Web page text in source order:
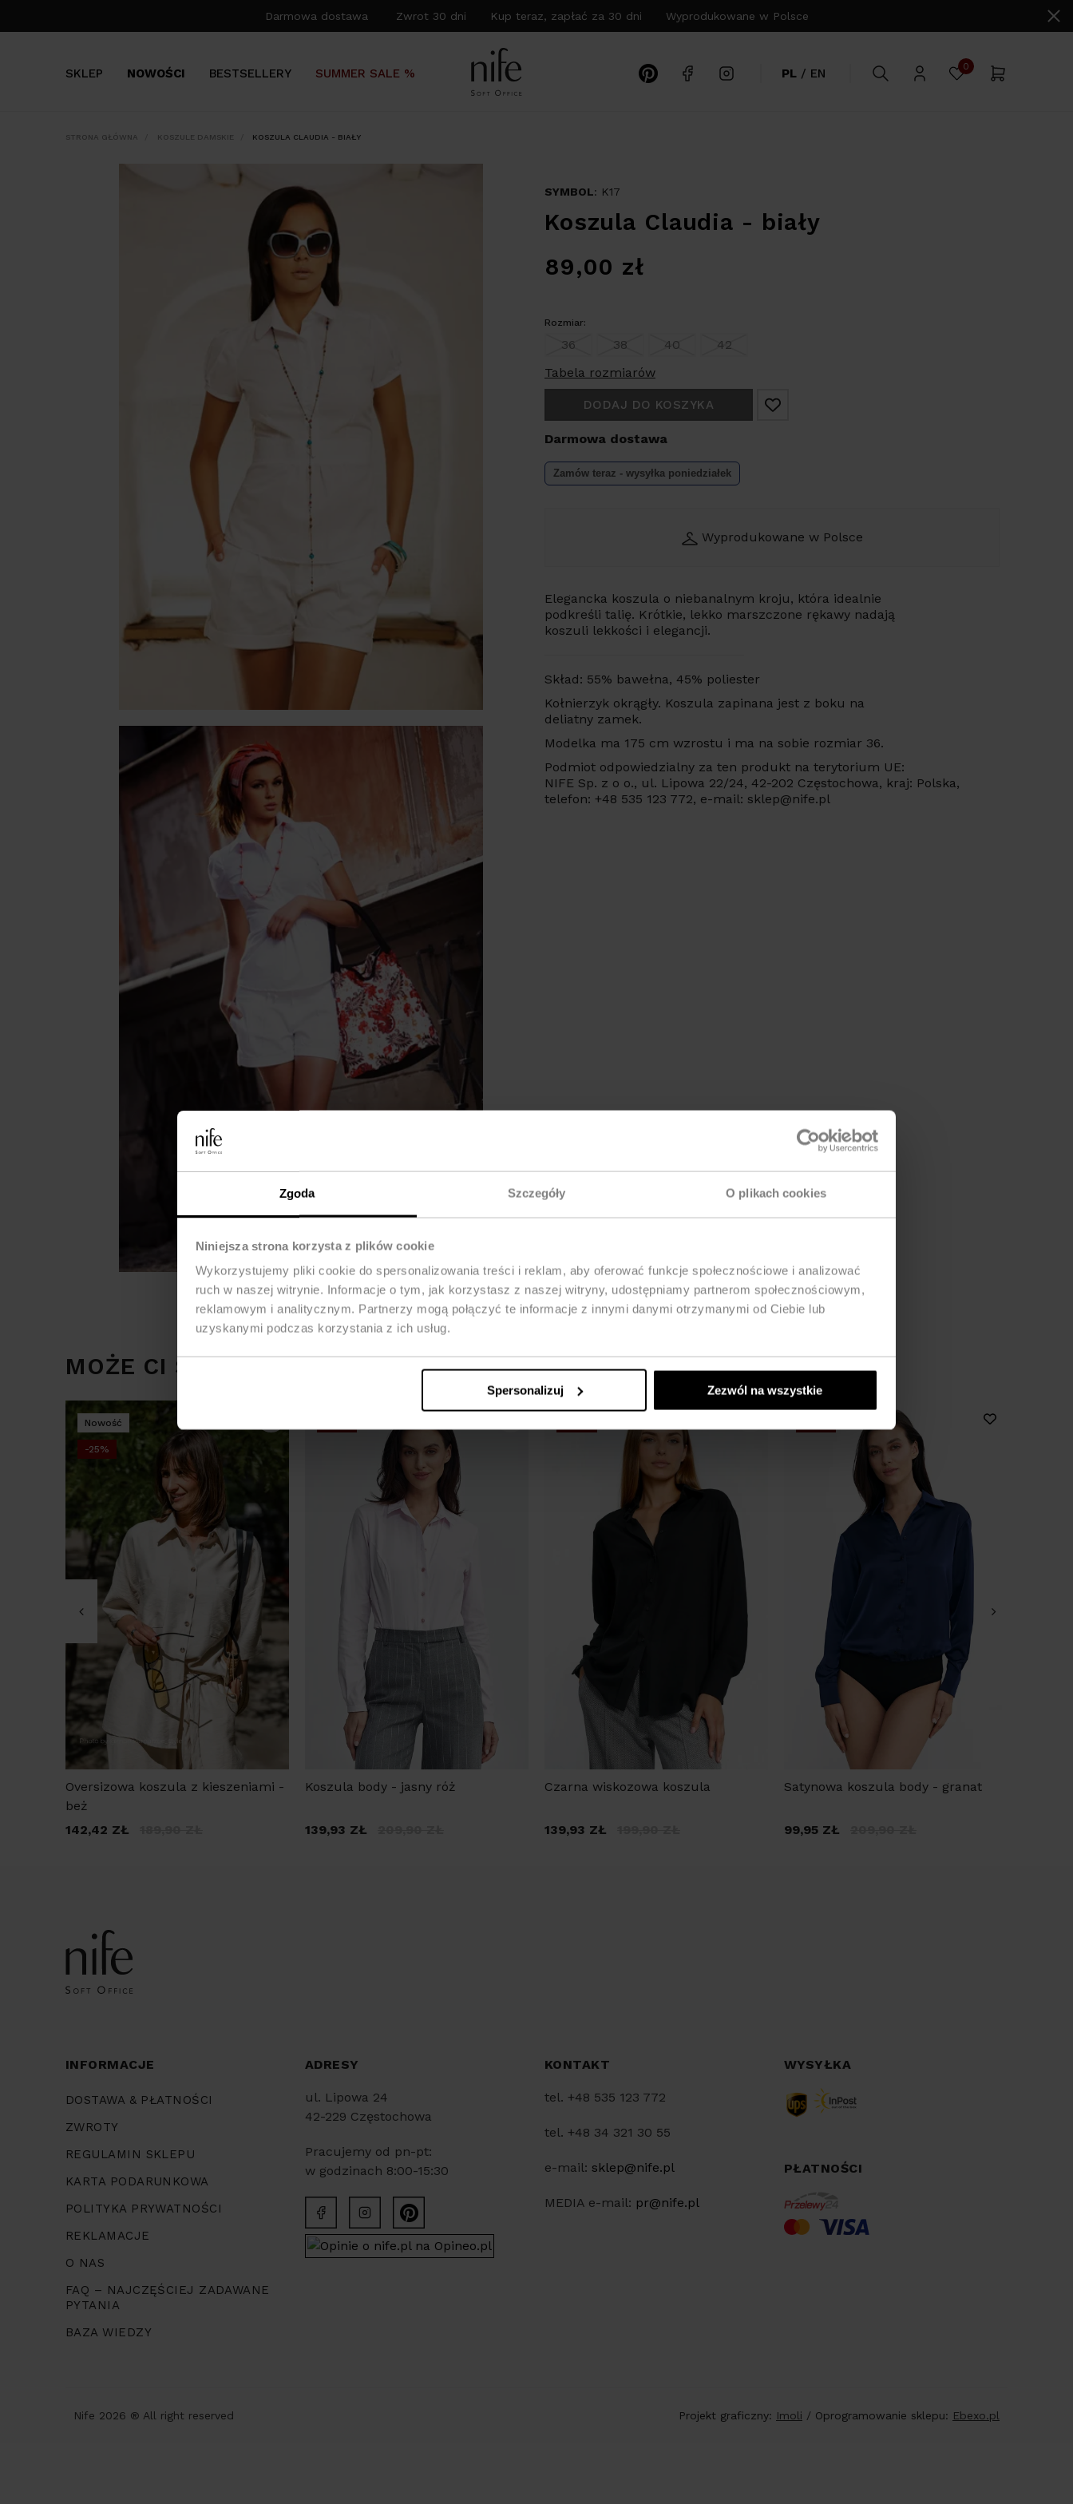
Zgoda Szczegóły O plikach cookies
Niniejsza strona korzysta z plików cookie
Wykorzystujemy pliki cookie do spersonalizowania treści i reklam, aby oferować funkcje społecznościowe i analizować
ruch w naszej witrynie. Informacje o tym, jak korzystasz z naszej witryny, udostępniamy partnerom społecznościowym,
reklamowym i analitycznym. Partnerzy mogą połączyć te informacje z innymi danymi otrzymanymi od Ciebie lub
uzyskanymi podczas korzystania z ich usług.
Spersonalizuj Zezwól na wszystkie
Darmowa dostawa Zwrot 30 dni Kup teraz, zapłać za 30 dni Wyprodukowane w Polsce
SKLEP NOWOŚCI BESTSELLERY SUMMER SALE % PL / EN 0
STRONA GŁÓWNA KOSZULE DAMSKIE KOSZULA CLAUDIA - BIAŁY
SYMBOL: K17
Koszula Claudia - biały
89,00 zł
Rozmiar:
36 38 40
42
Tabela rozmiarów
DODAJ DO KOSZYKA
Darmowa dostawa
Zamów teraz - wysyłka poniedziałek
Wyprodukowane w Polsce
Elegancka koszula o niebanalnym kroju, która idealnie
podkreśli talię. Krótkie, lekko marszczone rękawy nadają
koszuli lekkości i elegancji.
Skład: 55% bawełna, 45% poliester
Kołnierzyk okrągły. Koszula zapinana jest z boku na
deliatny zamek.
Modelka ma 175 cm wzrostu i ma na sobie rozmiar 36.
Podmiot odpowiedzialny za ten produkt na terytorium UE:
NIFE Sp. z o o., ul. Lipowa 22/24, 42-202 Częstochowa, kraj: Polska,
telefon: +48 535 123 772, e-mail: sklep@nife.pl
MOŻE CI SIĘ SPODOBAĆ
Nowość
-25%
Oversizowa koszula z kieszeniami -
beż
142,42 ZŁ
Koszula body - jasny róż
139,93 ZŁ
Czarna wiskozowa koszula
139,93 ZŁ
Satynowa koszula body - granat
99,95 ZŁ
INFORMACJE
DOSTAWA & PŁATNOŚCI
ZWROTY
REGULAMIN SKLEPU
KARTA PODARUNKOWA
POLITYKA PRYWATNOŚCI
REKLAMACJE
O NAS
FAQ – NAJCZĘŚCIEJ ZADAWANE
PYTANIA
BAZA WIEDZY
ADRESY
ul. Lipowa 24
42-229 Częstochowa
Pracujemy od pn-pt:
w godzinach 8:00-15:30
KONTAKT
tel. +48 535 123 772
tel. +48 34 321 30 55
e-mail: sklep@nife.pl
MEDIA e-mail: pr@nife.pl
WYSYŁKA
PŁATNOŚCI
Nife 2026 ® All right reserved Projekt graficzny: Imoli / Oprogramowanie sklepu: Ebexo.pl